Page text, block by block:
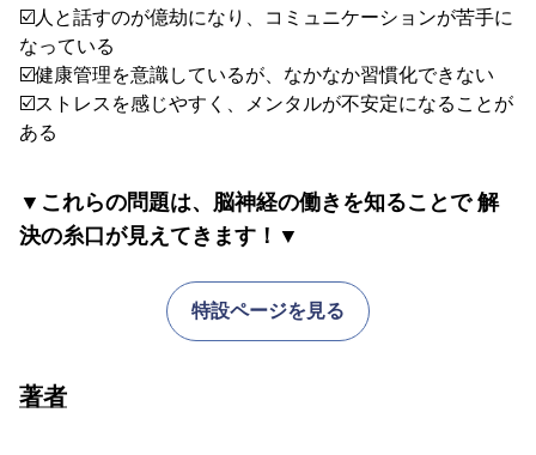
☑️人と話すのが億劫になり、コミュニケーションが苦手に
なっている
☑️健康管理を意識しているが、なかなか習慣化できない
☑️ストレスを感じやすく、メンタルが不安定になることが
ある
▼これらの問題は、脳神経の働きを知ることで 解
決の糸口が見えてきます！▼
特設ページを見る
著者